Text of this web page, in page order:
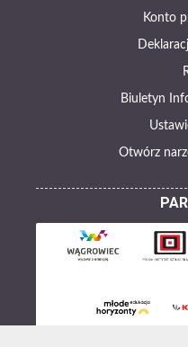
Konto
Biuletyn
Otwórz